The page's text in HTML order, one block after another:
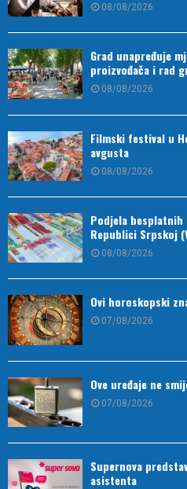
08/08/2026
Grad unapređuje
proizvođača i rad
08/08/2026
Filmski festival u
avgusta
08/08/2026
Podjela besplatnih
Republici Srpskoj
08/08/2026
Ovi horoskopski
07/08/2026
Ove uređaje ne
07/08/2026
Supernova
asistenta